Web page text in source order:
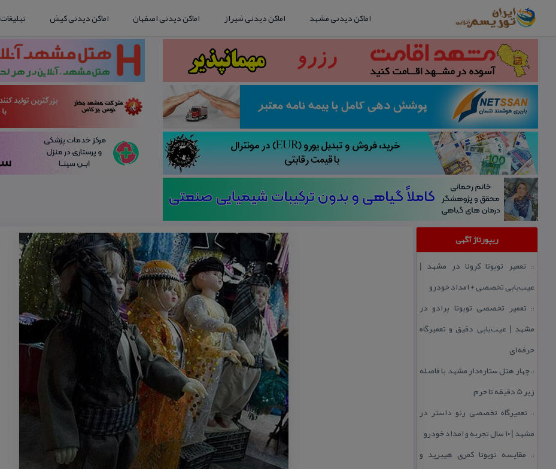
اماکن دیدنی مشهد اماکن دیدنی شیراز اماکن دیدنی اصفهان اماکن دیدنی کیش تبلیغات
ریپورتاژ آگهی
:: تعمیر تویوتا كرولا در مشهد |
عیب‌یابی تخصصی + امداد خودرو
:: تعمیر تخصصی تویوتا پرادو در
مشهد | عیب‌یابی دقیق و تعمیرگاه
حرفه‌ای
::چهار هتل‌ ستاره‌دار مشهد با فاصله
زیر 5 دقیقه تا حرم
:: تعمیرگاه تخصصی رنو داستر در
مشهد | ۱۰ سال تجربه و امداد خودرو
:: مقایسه تویوتا كمری هیبرید و